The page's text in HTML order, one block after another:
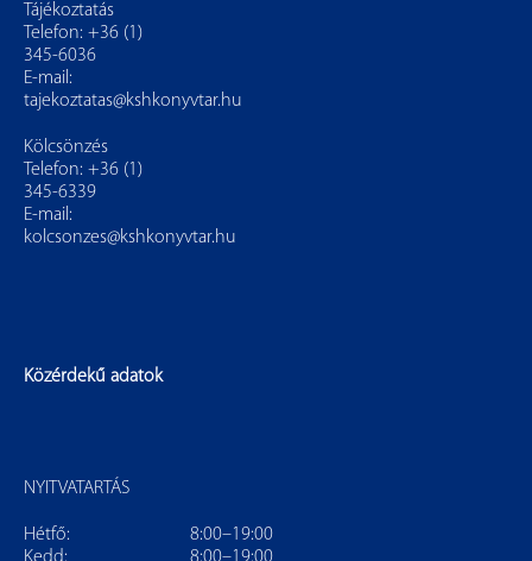
Tájékoztatás
Telefon: +36 (1)
345-6036
E-mail:
tajekoztatas@kshkonyvtar.hu
Kölcsönzés
Telefon: +36 (1)
345-6339
E-mail:
kolcsonzes@kshkonyvtar.hu
Közérdekű adatok
NYITVATARTÁS
Hétfő:
8:00–19:00